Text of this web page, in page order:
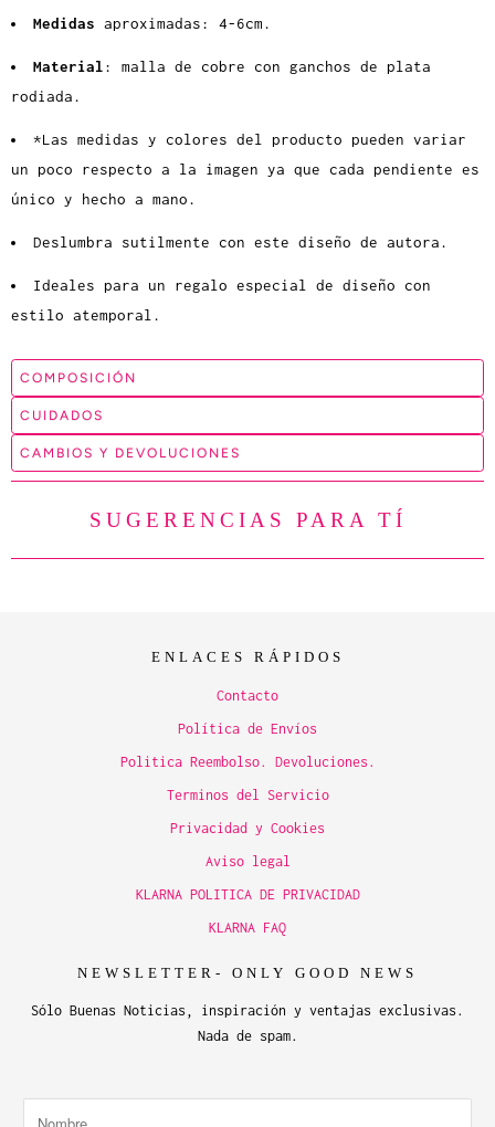
Medidas aproximadas: 4-6cm.
Material: malla de cobre con ganchos de plata
rodiada.
*Las medidas y colores del producto pueden variar
un poco respecto a la imagen ya que cada pendiente es
único y hecho a mano.
Deslumbra sutilmente con este diseño de autora.
Ideales para un regalo especial de diseño con
estilo atemporal.
COMPOSICIÓN
CUIDADOS
CAMBIOS Y DEVOLUCIONES
SUGERENCIAS PARA TÍ
ENLACES RÁPIDOS
Contacto
Política de Envíos
Politica Reembolso. Devoluciones.
Terminos del Servicio
Privacidad y Cookies
Aviso legal
KLARNA POLITICA DE PRIVACIDAD
KLARNA FAQ
NEWSLETTER- ONLY GOOD NEWS
Sólo Buenas Noticias, inspiración y ventajas exclusivas.
Nada de spam.